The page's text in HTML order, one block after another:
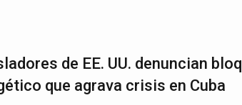
de EE. UU. denuncian
que agrava crisis en Cuba